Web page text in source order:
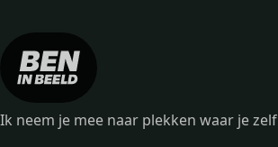
Ik neem je mee naar plekken waar je